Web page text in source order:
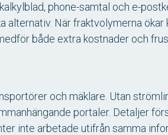
phone-samtal och e-
När fraktvolymerna ökar
både extra kostnader och
och mäklare. Utan
portaler. Detaljer
inte arbetade utifrån samma